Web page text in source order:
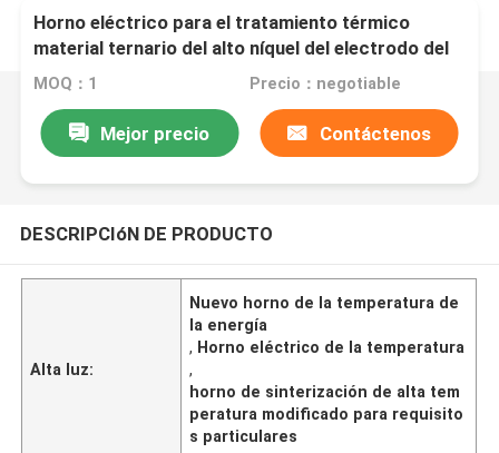
Horno eléctrico para el tratamiento térmico
material ternario del alto níquel del electrodo del
ánodo y del cátodo de la batería de litio
MOQ：1 Precio：negotiable
Mejor precio Contáctenos
DESCRIPCIóN DE PRODUCTO
Alta luz:
Nuevo horno de la temperatura de
la energía
, Horno eléctrico de la temperatura
,
horno de sinterización de alta tem
peratura modificado para requisito
s particulares